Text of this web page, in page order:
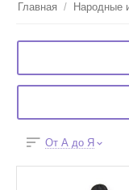
Главная / Народные
От А до Я